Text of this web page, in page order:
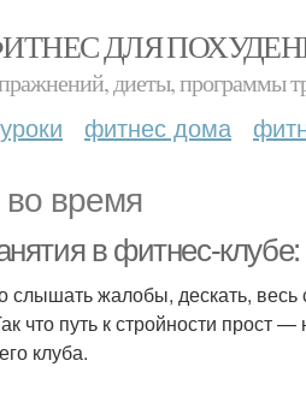
ДЛЯ
диеты, программы
уроки фитнес дома
во время
в фитнес-
слышать жалобы, дескать,
что путь к стройности прост
клуба.